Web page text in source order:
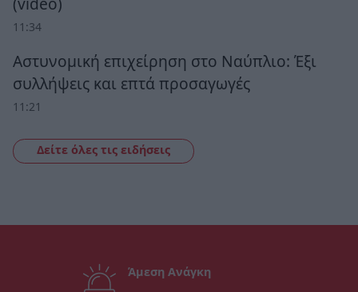
11:34
Αστυνομική επιχείρηση στο Ναύπλιο: Έξι
συλλήψεις και επτά προσαγωγές
11:21
Δείτε όλες τις ειδήσεις
Άμεση Ανάγκη